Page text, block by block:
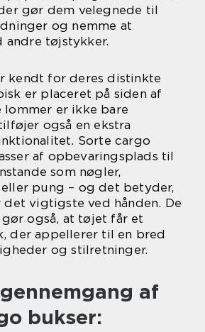
gør dem velegnede til
og nemme at
andre tøjstykker.
kendt for deres distinkte
er placeret på siden af
lommer er ikke bare
også en ekstra
Sorte cargo
af opbevaringsplads til
som nøgler,
pung – og det betyder,
det vigtigste ved hånden. De
også, at tøjet får et
der appellerer til en bred
og stilretninger.
af
bukser: